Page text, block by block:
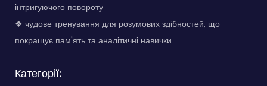
інтригуючого повороту
❖ чудове тренування для розумових здібностей, що
покращує пам'ять та аналітичні навички
Категорії: